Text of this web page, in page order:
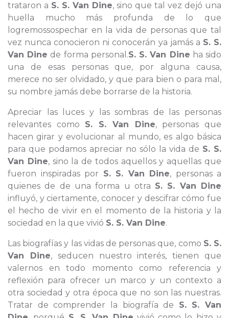
trataron a S. S. Van Dine, sino que tal vez dejó una
huella mucho más profunda de lo que
logremossospechar en la vida de personas que tal
vez nunca conocieron ni conocerán ya jamás a S. S.
Van Dine de forma personal.S. S. Van Dine ha sido
una de esas personas que, por alguna causa,
merece no ser olvidado, y que para bien o para mal,
su nombre jamás debe borrarse de la historia.
Apreciar las luces y las sombras de las personas
relevantes como S. S. Van Dine, personas que
hacen girar y evolucionar al mundo, es algo básica
para que podamos apreciar no sólo la vida de S. S.
Van Dine, sino la de todos aquellos y aquellas que
fueron inspiradas por S. S. Van Dine, personas a
quienes de de una forma u otra S. S. Van Dine
influyó, y ciertamente, conocer y descifrar cómo fue
el hecho de vivir en el momento de la historia y la
sociedad en la que vivió S. S. Van Dine.
Las biografías y las vidas de personas que, como S. S.
Van Dine, seducen nuestro interés, tienen que
valernos en todo momento como referencia y
reflexión para ofrecer un marco y un contexto a
otra sociedad y otra época que no son las nuestras.
Tratar de comprender la biografía de S. S. Van